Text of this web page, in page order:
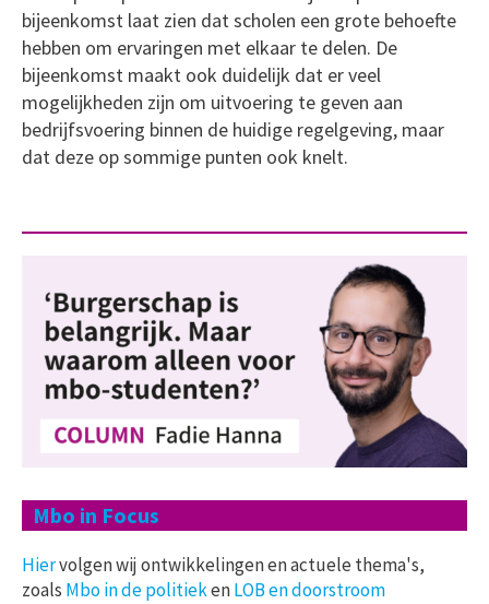
bijeenkomst laat zien dat scholen een grote behoefte
hebben om ervaringen met elkaar te delen. De
bijeenkomst maakt ook duidelijk dat er veel
mogelijkheden zijn om uitvoering te geven aan
bedrijfsvoering binnen de huidige regelgeving, maar
dat deze op sommige punten ook knelt.
Mbo in Focus
Hiervolgen wij ontwikkelingen en actuele thema's,
zoals Mbo in de politiekenLOB en doorstroom